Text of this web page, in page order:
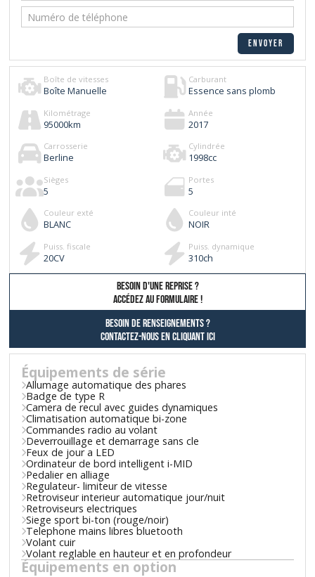
Boîte de vitesses
Boîte Manuelle
Carburant
Essence sans plomb
Kilométrage
95000km
Année
2017
Carrosserie
Berline
Cylindrée
1998cc
Sièges
5
Portes
5
Couleur exté
BLANC
Couleur inté
NOIR
Puiss. fiscale
20CV
Puiss. dynamique
310ch
besoin d'une reprise ?
AccÉdez au formulaire !
Besoin de renseignements ?
contactez-nous en cliquant ici
Équipements de série
Allumage automatique des phares
Badge de type R
Camera de recul avec guides dynamiques
Climatisation automatique bi-zone
Commandes radio au volant
Deverrouillage et demarrage sans cle
Feux de jour a LED
Ordinateur de bord intelligent i-MID
Pedalier en alliage
Regulateur- limiteur de vitesse
Retroviseur interieur automatique jour/nuit
Retroviseurs electriques
Siege sport bi-ton (rouge/noir)
Telephone mains libres bluetooth
Volant cuir
Volant reglable en hauteur et en profondeur
Équipements en option